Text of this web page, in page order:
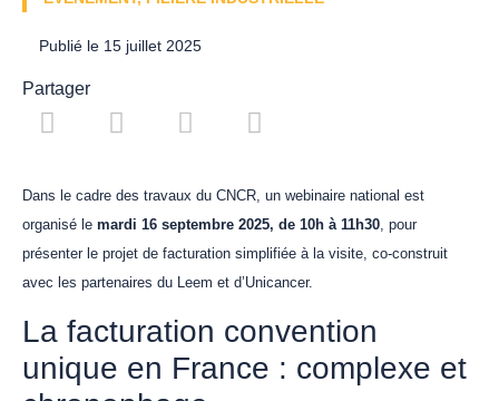
Publié le 15 juillet 2025
Partager
Dans le cadre des travaux du CNCR, un webinaire national est
organisé le mardi 16 septembre 2025, de 10h à 11h30, pour
présenter le projet de facturation simplifiée à la visite, co-construit
avec les partenaires du Leem et d’Unicancer.
La facturation convention
unique en France : complexe et